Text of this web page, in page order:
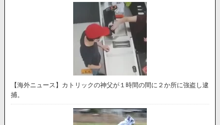
【海外ニュース】カトリックの神父が１時間の間に２か所に強盗し逮
捕。